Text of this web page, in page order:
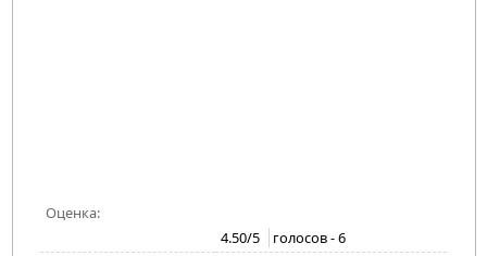
Оценка:
4.50/5 голосов -6